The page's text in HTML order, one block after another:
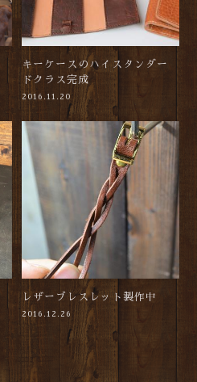
キーケースのハイスタンダー
ドクラス完成
2016.11.20
レザーブレスレット製作中
2016.12.26